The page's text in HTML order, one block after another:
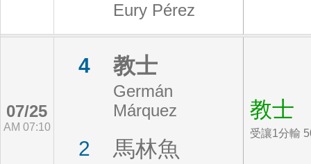
Eury Pérez
07/25
AM 07:10
4 教士
Germán
Márquez
2 馬林魚
教士
受讓1分輸